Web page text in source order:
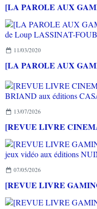
11/03/2020
13/07/2026
07/05/2026